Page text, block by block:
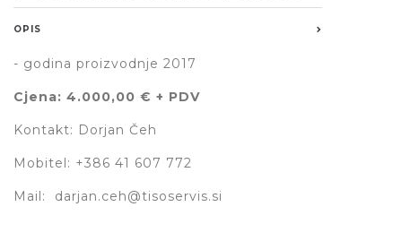
OPIS
- godina proizvodnje 2017
Cjena: 4.000,00 € + PDV
Kontakt: Dorjan Čeh
Mobitel: +386 41 607 772
Mail: darjan.ceh@tisoservis.si